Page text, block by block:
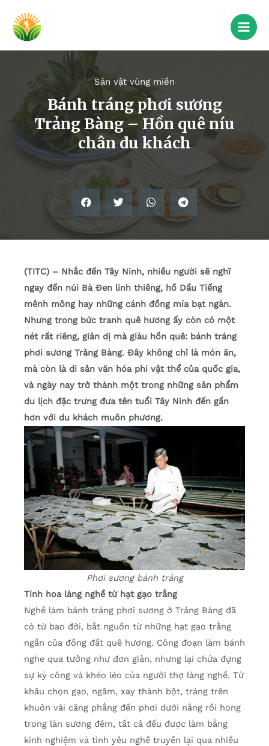
Sản vật vùng miền
Bánh tráng phơi sương
Trảng Bàng – Hồn quê níu
chân du khách
(TITC) – Nhắc đến Tây Ninh, nhiều người sẽ nghĩ
ngay đến núi Bà Đen linh thiêng, hồ Dầu Tiếng
mênh mông hay những cánh đồng mía bạt ngàn.
Nhưng trong bức tranh quê hương ấy còn có một
nét rất riêng, giản dị mà giàu hồn quê: bánh tráng
phơi sương Trảng Bàng. Đây không chỉ là món ăn,
mà còn là di sản văn hóa phi vật thể của quốc gia,
và ngày nay trở thành một trong những sản phẩm
du lịch đặc trưng đưa tên tuổi Tây Ninh đến gần
hơn với du khách muôn phương.
Phơi sương bánh tráng
Tinh hoa làng nghề từ hạt gạo trắng
Nghề làm bánh tráng phơi sương ở Trảng Bàng đã
có từ bao đời, bắt nguồn từ những hạt gạo trắng
ngần của đồng đất quê hương. Công đoạn làm bánh
nghe qua tưởng như đơn giản, nhưng lại chứa đựng
sự kỳ công và khéo léo của người thợ làng nghề. Từ
khâu chọn gạo, ngâm, xay thành bột, tráng trên
khuôn vải căng phẳng đến phơi dưới nắng rồi hong
trong làn sương đêm, tất cả đều được làm bằng
kinh nghiệm và tình yêu nghề truyền lại qua nhiều